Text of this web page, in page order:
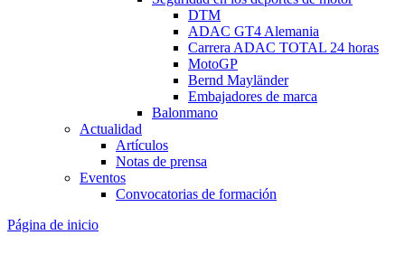
DTM
ADAC GT4 Alemania
Carrera ADAC TOTAL 24 horas
MotoGP
Bernd Mayländer
Embajadores de marca
Balonmano
Actualidad
Artículos
Notas de prensa
Eventos
Convocatorias de formación
Página de inicio